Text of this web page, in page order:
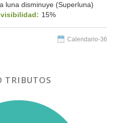
luna disminuye (Superluna)
visibilidad: 15%
Calendario-365.es
TRIBUTOS